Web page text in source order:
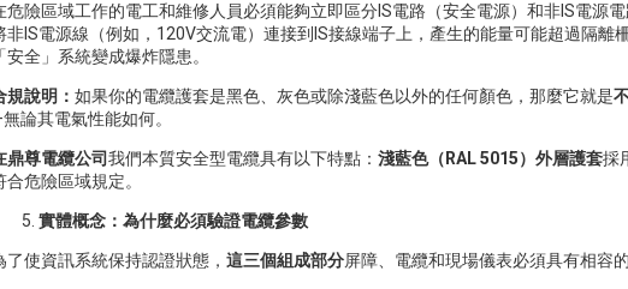
危險區域工作的電工和維修人員必須能夠立即區分IS電路（安全電源）和非IS電源
非IS電源線（例如，120V交流電）連接到IS接線端子上，產生的能量可能超過隔離
「安全」系統變成爆炸隱患。
規說明： 如果你的電纜護套是黑色、灰色或除淺藍色以外的任何顏色，那麼它就是
論其電氣性能如何。
鼎尊電纜公司我們本質安全型電纜具有以下特點： 淺藍色（RAL 5015）外層護套採
合危險區域規定。
實體概念：為什麼必須驗證電纜參數
了使資訊系統保持認證狀態， 這三個組成部分屏障、電纜和現場儀表必須具有相容